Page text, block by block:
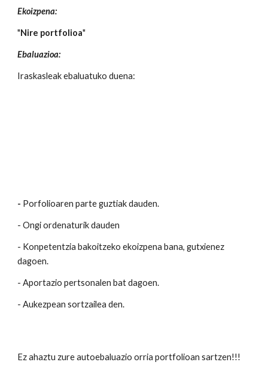
Ekoizpena:
"Nire portfolioa"
Ebaluazioa:
Iraskasleak ebaluatuko duena:
- Porfolioaren parte guztiak dauden.
- Ongi ordenaturik dauden
- Konpetentzia bakoitzeko ekoizpena bana, gutxienez
dagoen.
- Aportazio pertsonalen bat dagoen.
- Aukezpean sortzailea den.
Ez ahaztu zure autoebaluazio orria portfolioan sartzen!!!